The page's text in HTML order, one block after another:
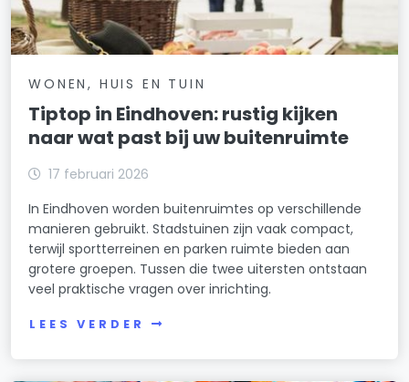
WONEN, HUIS EN TUIN
Tiptop in Eindhoven: rustig kijken
naar wat past bij uw buitenruimte
17 februari 2026
In Eindhoven worden buitenruimtes op verschillende
manieren gebruikt. Stadstuinen zijn vaak compact,
terwijl sportterreinen en parken ruimte bieden aan
grotere groepen. Tussen die twee uitersten ontstaan
veel praktische vragen over inrichting.
LEES VERDER